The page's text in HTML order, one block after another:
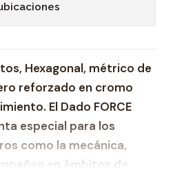
Hexagonal, métrico de
reforzado en cromo
El Dado FORCE
especial para los
como la mecánica,
en ámbitos de
e industrial. Esto